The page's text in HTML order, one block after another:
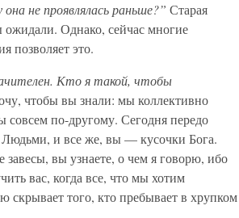
не проявлялась раньше?” Старая
ожидали. Однако, сейчас многие
позволяет это.
Кто я такой, чтобы
чтобы вы знали: мы коллективно
совсем по-другому. Сегодня передо
и все же, вы — кусочки Бога.
завесы, вы узнаете, о чем я говорю, ибо
вас, когда все, что мы хотим
скрывает того, кто пребывает в хрупком